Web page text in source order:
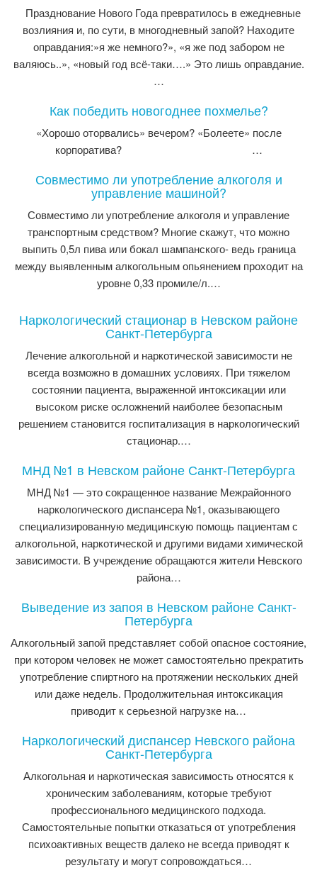
Празднование Нового Года превратилось в ежедневные
возлияния и, по сути, в многодневный запой? Находите
оправдания:»я же немного?», «я же под забором не
валяюсь..», «новый год всё-таки….» Это лишь оправдание.
…
Как победить новогоднее похмелье?
«Хорошо оторвались» вечером? «Болеете» после
корпоратива? …
Совместимо ли употребление алкоголя и
управление машиной?
Совместимо ли употребление алкоголя и управление
транспортным средством? Многие скажут, что можно
выпить 0,5л пива или бокал шампанского- ведь граница
между выявленным алкогольным опьянением проходит на
уровне 0,33 промиле/л.…
Наркологический стационар в Невском районе
Санкт-Петербурга
Лечение алкогольной и наркотической зависимости не
всегда возможно в домашних условиях. При тяжелом
состоянии пациента, выраженной интоксикации или
высоком риске осложнений наиболее безопасным
решением становится госпитализация в наркологический
стационар.…
МНД №1 в Невском районе Санкт-Петербурга
МНД №1 — это сокращенное название Межрайонного
наркологического диспансера №1, оказывающего
специализированную медицинскую помощь пациентам с
алкогольной, наркотической и другими видами химической
зависимости. В учреждение обращаются жители Невского
района…
Выведение из запоя в Невском районе Санкт-
Петербурга
Алкогольный запой представляет собой опасное состояние,
при котором человек не может самостоятельно прекратить
употребление спиртного на протяжении нескольких дней
или даже недель. Продолжительная интоксикация
приводит к серьезной нагрузке на…
Наркологический диспансер Невского района
Санкт-Петербурга
Алкогольная и наркотическая зависимость относятся к
хроническим заболеваниям, которые требуют
профессионального медицинского подхода.
Самостоятельные попытки отказаться от употребления
психоактивных веществ далеко не всегда приводят к
результату и могут сопровождаться…